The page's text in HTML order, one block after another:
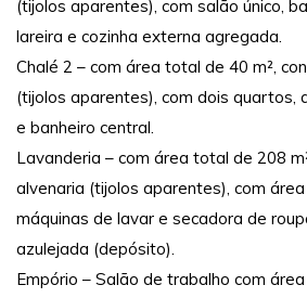
(tijolos aparentes), com salão único,
lareira e cozinha externa agregada.
Chalé 2 – com área total de 40 m²,
(tijolos aparentes), com dois quartos,
e banheiro central.
Lavanderia – com área total de 208
alvenaria (tijolos aparentes), com
máquinas de lavar e secadora de
azulejada (depósito).
Empório – Salão de trabalho com